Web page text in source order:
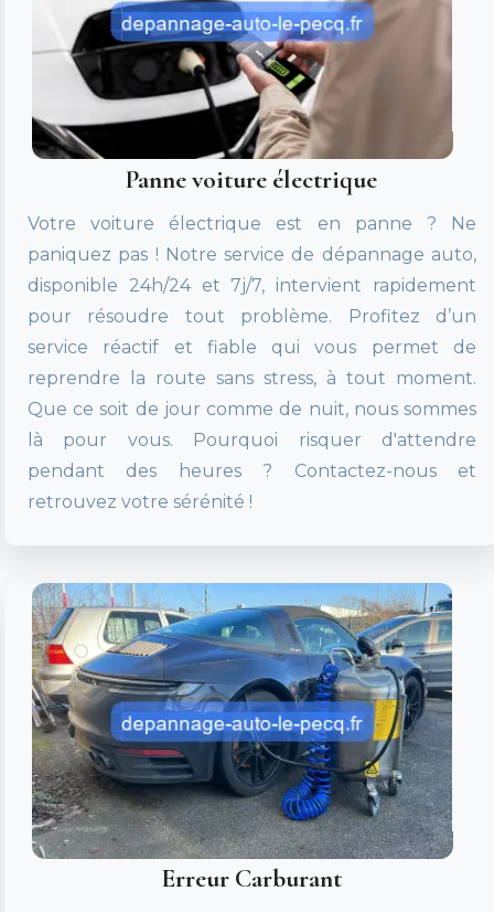
Panne voiture électrique
Votre voiture électrique est en panne ? Ne
paniquez pas ! Notre service de dépannage auto,
disponible 24h/24 et 7j/7, intervient rapidement
pour résoudre tout problème. Profitez d’un
service réactif et fiable qui vous permet de
reprendre la route sans stress, à tout moment.
Que ce soit de jour comme de nuit, nous sommes
là pour vous. Pourquoi risquer d'attendre
pendant des heures ? Contactez-nous et
retrouvez votre sérénité !
Erreur Carburant